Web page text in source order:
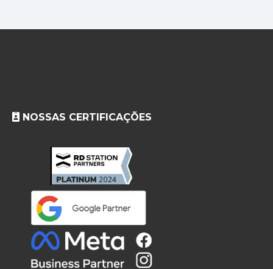
NOSSAS CERTIFICAÇÕES